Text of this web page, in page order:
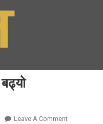
Leave A CommentOn